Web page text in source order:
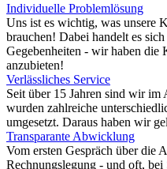
Individuelle Problemlösung
Uns ist es wichtig, was unsere
brauchen! Dabei handelt es
Gegebenheiten - wir haben die
anzubieten!
Verlässliches Service
Seit über 15 Jahren sind wir
wurden zahlreiche
umgesetzt. Daraus haben wir
Transparante Abwicklung
Vom ersten Gespräch über die
Rechnungslegung - und oft,